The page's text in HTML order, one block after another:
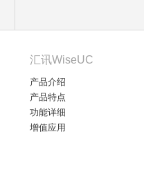
汇讯WiseUC
产品介绍
产品特点
功能详细
增值应用